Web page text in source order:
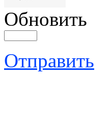
Обновить
Отправить